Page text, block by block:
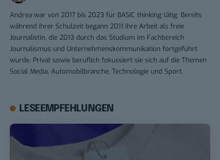
Andrea war von 2017 bis 2023 für BASIC thinking tätig. Bereits
während ihrer Schulzeit begann 2011 ihre Arbeit als freie
Journalistin, die 2013 durch das Studium im Fachbereich
Journalismus und Unternehmenskommunikation fortgeführt
wurde. Privat sowie beruflich fokussiert sie sich auf die Themen
Social Media, Automobilbranche, Technologie und Sport.
LESEEMPFEHLUNGEN